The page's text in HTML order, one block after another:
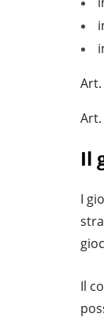
Art.
Art.
Il
I
Il